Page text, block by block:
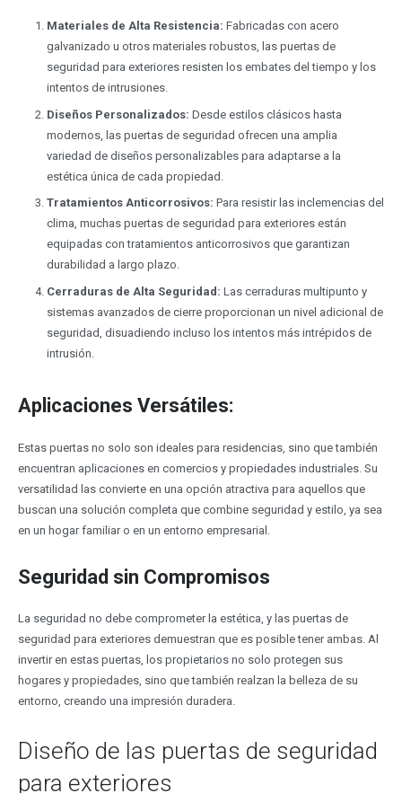
Materiales de Alta Resistencia: Fabricadas con acero
galvanizado u otros materiales robustos, las puertas de
seguridad para exteriores resisten los embates del tiempo y los
intentos de intrusiones.
Diseños Personalizados: Desde estilos clásicos hasta
modernos, las puertas de seguridad ofrecen una amplia
variedad de diseños personalizables para adaptarse a la
estética única de cada propiedad.
Tratamientos Anticorrosivos: Para resistir las inclemencias del
clima, muchas puertas de seguridad para exteriores están
equipadas con tratamientos anticorrosivos que garantizan
durabilidad a largo plazo.
Cerraduras de Alta Seguridad: Las cerraduras multipunto y
sistemas avanzados de cierre proporcionan un nivel adicional de
seguridad, disuadiendo incluso los intentos más intrépidos de
intrusión.
Aplicaciones Versátiles:
Estas puertas no solo son ideales para residencias, sino que también
encuentran aplicaciones en comercios y propiedades industriales. Su
versatilidad las convierte en una opción atractiva para aquellos que
buscan una solución completa que combine seguridad y estilo, ya sea
en un hogar familiar o en un entorno empresarial.
Seguridad sin Compromisos
La seguridad no debe comprometer la estética, y las puertas de
seguridad para exteriores demuestran que es posible tener ambas. Al
invertir en estas puertas, los propietarios no solo protegen sus
hogares y propiedades, sino que también realzan la belleza de su
entorno, creando una impresión duradera.
Diseño de las puertas de seguridad
para exteriores